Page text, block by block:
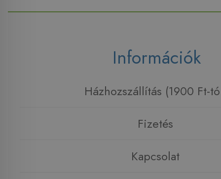
Információk
Házhozszállítás (1900 Ft-
Fizetés
Kapcsolat